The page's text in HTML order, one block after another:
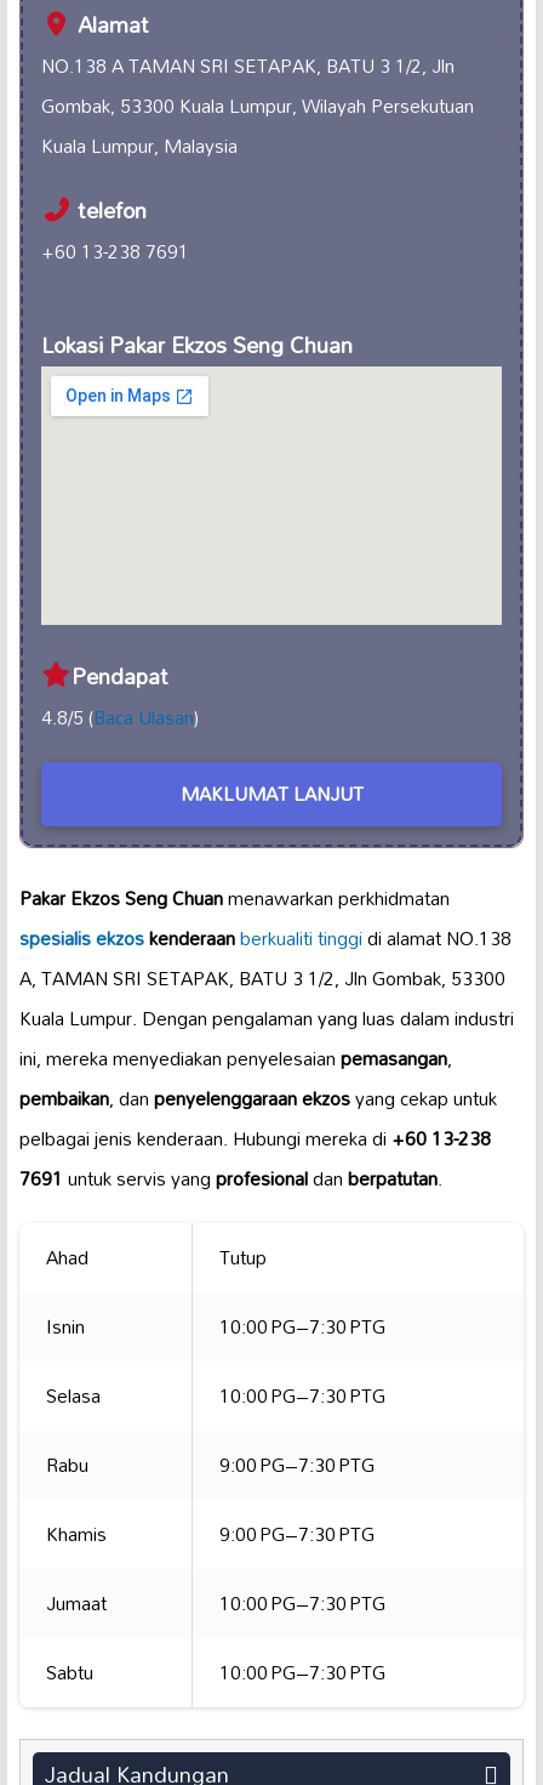
Alamat
NO.138 A TAMAN SRI SETAPAK, BATU 3 1/2, Jln
Gombak, 53300 Kuala Lumpur, Wilayah Persekutuan
Kuala Lumpur, Malaysia
telefon
+60 13-238 7691
Lokasi Pakar Ekzos Seng Chuan
Pendapat
4.8/5 (Baca Ulasan)
MAKLUMAT LANJUT
Pakar Ekzos Seng Chuanmenawarkan perkhidmatan
spesialis ekzoskenderaanberkualiti tinggidi alamat NO.138
A, TAMAN SRI SETAPAK, BATU 3 1/2, Jln Gombak, 53300
Kuala Lumpur. Dengan pengalaman yang luas dalam industri
ini, mereka menyediakan penyelesaianpemasangan,
pembaikan, danpenyelenggaraan ekzosyang cekap untuk
pelbagai jenis kenderaan. Hubungi mereka di+60 13-238
7691 untuk servis yangprofesionaldanberpatutan.
Ahad
Tutup
Isnin
10:00 PG–7:30 PTG
Selasa
10:00 PG–7:30 PTG
Rabu
9:00 PG–7:30 PTG
Khamis
9:00 PG–7:30 PTG
Jumaat
10:00 PG–7:30 PTG
Sabtu
10:00 PG–7:30 PTG
Jadual Kandungan